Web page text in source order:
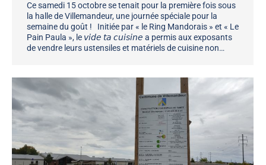
Ce samedi 15 octobre se tenait pour la première fois sous
la halle de Villemandeur, une journée spéciale pour la
semaine du goût ! Initiée par « le Ring Mandorais » et « Le
Pain Paula », le 𝘷𝘪𝘥𝘦 𝘵𝘢 𝘤𝘶𝘪𝘴𝘪𝘯𝘦 a permis aux exposants
de vendre leurs ustensiles et matériels de cuisine non…